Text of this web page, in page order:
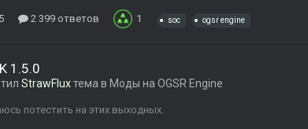
2 399 ответов 1 soc ogsr engine
1.5.0
StrawFluxтема в Моды на OGSR Engine
потестить на этих выходных.